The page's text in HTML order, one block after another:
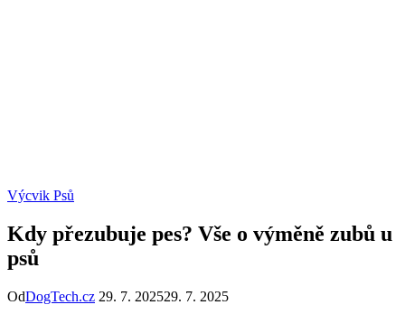
Výcvik Psů
Kdy přezubuje pes? Vše o výměně zubů u
psů
OdDogTech.cz 29. 7. 202529. 7. 2025